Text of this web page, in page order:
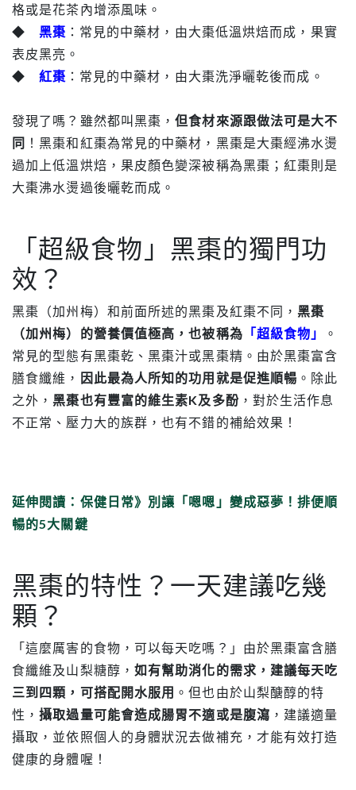
格或是花茶內增添風味。
◆ 黑棗 ：常見的中藥材，由大棗低溫烘焙而成，果實
表皮黑亮。
◆ 紅棗 ：常見的中藥材，由大棗洗淨曬乾後而成。
發現了嗎？雖然都叫黑棗，但食材來源跟做法可是大不
同 ！黑棗和紅棗為常見的中藥材，黑棗是大棗經沸水燙
過加上低溫烘焙，果皮顏色變深被稱為黑棗；紅棗則是
大棗沸水燙過後曬乾而成。
「超級食物」黑棗的獨門功
效？
黑棗（加州梅）和前面所述的黑棗及紅棗不同，黑棗
（加州梅）的營養價值極高，也被稱為 「超級食物」
。
常見的型態有黑棗乾、黑棗汁或黑棗精。由於黑棗富含
膳食纖維， 因此最為人所知的功用就是促進順暢 。除此
之外，黑棗也有豐富的維生素K及多酚 ，對於生活作息
不正常、壓力大的族群，也有不錯的補給效果！
延伸閱讀：保健日常》別讓「嗯嗯」變成惡夢！排便順
暢的5大關鍵
黑棗的特性？一天建議吃幾
顆？
「這麼厲害的食物，可以每天吃嗎？」由於黑棗富含膳
食纖維及山梨糖醇， 如有幫助消化的需求，建議每天吃
三到四顆，可搭配開水服用 。但也由於山梨醣醇的特
性，攝取過量可能會造成腸胃不適或是腹瀉 ，建議適量
攝取，並依照個人的身體狀況去做補充，才能有效打造
健康的身體喔！